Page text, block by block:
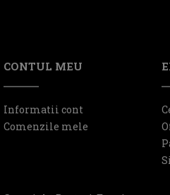
CONTUL MEU
Informatii cont
Comenzile mele